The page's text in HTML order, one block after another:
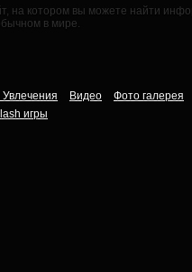
на котором вы можете найти
в мире.
Видео
Фото галерея
игры